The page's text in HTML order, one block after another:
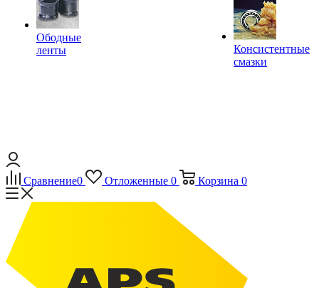
Ободные
ленты
Консистентные
смазки
Сравнение0 Отложенные 0 Корзина 0